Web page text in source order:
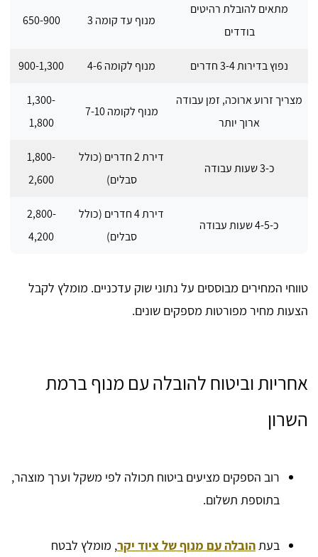
מתאים להובלת רהיטים
בודדים
מנוף עד קומה 3 650-900
נפוץ בדירות 3-4 חדרים מנוף לקומה 4-6 900-1,300
מצריך זרוע ארוכה, זמן עבודה
ארוך יותר
מנוף לקומה 7-10
1,300-
1,800
כ-3 שעות עבודה
דירת 2 חדרים (כולל
סבלים)
1,800-
2,600
כ-4-5 שעות עבודה
דירת 4 חדרים (כולל
סבלים)
2,800-
4,200
טווחי המחירים מבוססים על נתוני שוק עדכניים. מומלץ לקבל
הצעות מחיר מפורטות מספקים שונים.
אחריות וביטוח להובלה עם מנוף ברמת
השרון
רוב הספקים מציעים ביטוח תכולה לפי משקל וערך מוצהר,
בתוספת תשלום.
בעתהובלה עם מנוף של ציוד יקר, מומלץ לבטח